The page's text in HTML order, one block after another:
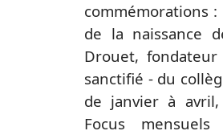
commémorations
de la naissance
Drouet,
sanctifié - du
de janvier à
Focus